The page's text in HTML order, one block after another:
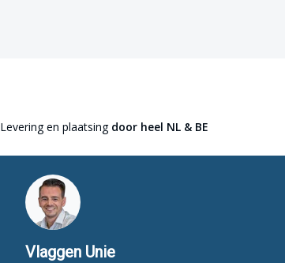
Levering en plaatsing door heel NL & BE
Vlaggen Unie